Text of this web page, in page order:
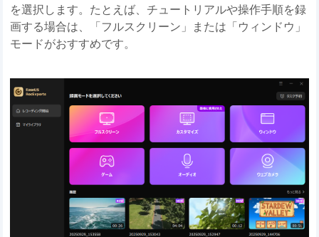
を選択します。たとえば、チュートリアルや操作手順を録
画する場合は、「フルスクリーン」または「ウィンドウ」
モードがおすすめです。